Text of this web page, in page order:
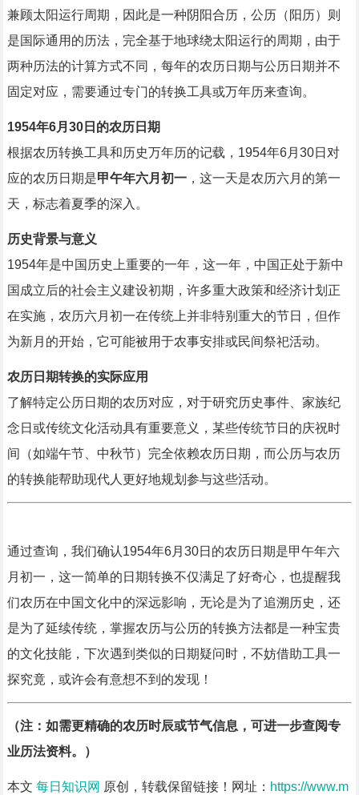
兼顾太阳运行周期，因此是一种阴阳合历，公历（阳历）则
是国际通用的历法，完全基于地球绕太阳运行的周期，由于
两种历法的计算方式不同，每年的农历日期与公历日期并不
固定对应，需要通过专门的转换工具或万年历来查询。
1954年6月30日的农历日期
根据农历转换工具和历史万年历的记载，1954年6月30日对
应的农历日期是甲午年六月初一，这一天是农历六月的第一
天，标志着夏季的深入。
历史背景与意义
1954年是中国历史上重要的一年，这一年，中国正处于新中
国成立后的社会主义建设初期，许多重大政策和经济计划正
在实施，农历六月初一在传统上并非特别重大的节日，但作
为新月的开始，它可能被用于农事安排或民间祭祀活动。
农历日期转换的实际应用
了解特定公历日期的农历对应，对于研究历史事件、家族纪
念日或传统文化活动具有重要意义，某些传统节日的庆祝时
间（如端午节、中秋节）完全依赖农历日期，而公历与农历
的转换能帮助现代人更好地规划参与这些活动。
通过查询，我们确认1954年6月30日的农历日期是甲午年六
月初一，这一简单的日期转换不仅满足了好奇心，也提醒我
们农历在中国文化中的深远影响，无论是为了追溯历史，还
是为了延续传统，掌握农历与公历的转换方法都是一种宝贵
的文化技能，下次遇到类似的日期疑问时，不妨借助工具一
探究竟，或许会有意想不到的发现！
（注：如需更精确的农历时辰或节气信息，可进一步查阅专
业历法资料。）
本文 每日知识网 原创，转载保留链接！网址： https://www.m